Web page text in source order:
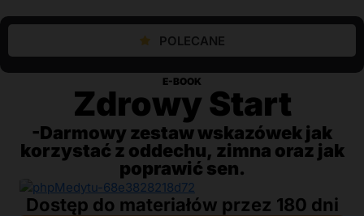
POLECANE
E-BOOK
Zdrowy Start
-Darmowy zestaw wskazówek jak
korzystać z oddechu, zimna oraz jak
poprawić sen.
Dostęp do materiałów przez 180 dni